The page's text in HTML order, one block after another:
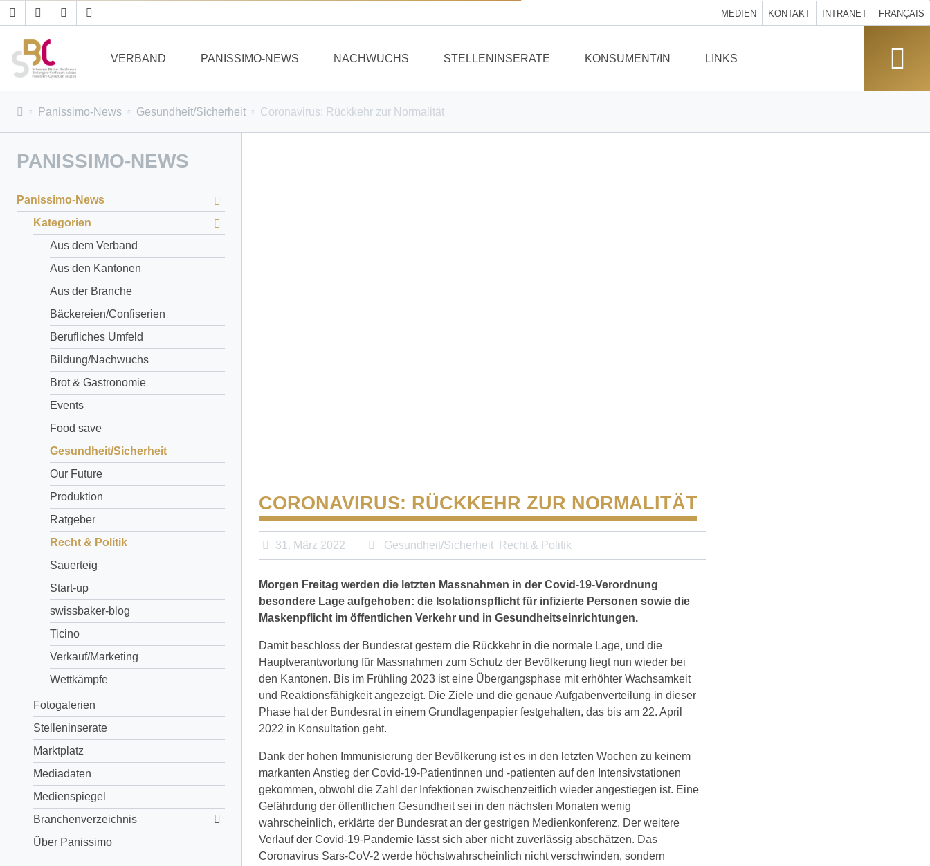
MEDIEN KONTAKT INTRANET FRANÇAIS
VERBAND PANISSIMO-NEWS NACHWUCHS STELLENINSERATE KONSUMENT/IN LINKS
Panissimo-News Gesundheit/Sicherheit Coronavirus: Rückkehr zur Normalität
PANISSIMO-NEWS
Panissimo-News
Kategorien
Aus dem Verband
Aus den Kantonen
Aus der Branche
Bäckereien/Confiserien
Berufliches Umfeld
Bildung/Nachwuchs
Brot & Gastronomie
Events
Food save
Gesundheit/Sicherheit
Our Future
Produktion
Ratgeber
Recht & Politik
Sauerteig
Start-up
swissbaker-blog
Ticino
Verkauf/Marketing
Wettkämpfe
Fotogalerien
Stelleninserate
Marktplatz
Mediadaten
Medienspiegel
Branchenverzeichnis
Über Panissimo
CORONAVIRUS: RÜCKKEHR ZUR NORMALITÄT
31. März 2022 Gesundheit/Sicherheit Recht & Politik
Morgen Freitag werden die letzten Massnahmen in der Covid-19-Verordnung
besondere Lage aufgehoben: die Isolationspflicht für infizierte Personen sowie die
Maskenpflicht im öffentlichen Verkehr und in Gesundheitseinrichtungen.
Damit beschloss der Bundesrat gestern die Rückkehr in die normale Lage, und die
Hauptverantwortung für Massnahmen zum Schutz der Bevölkerung liegt nun wieder bei
den Kantonen. Bis im Frühling 2023 ist eine Übergangsphase mit erhöhter Wachsamkeit
und Reaktionsfähigkeit angezeigt. Die Ziele und die genaue Aufgabenverteilung in dieser
Phase hat der Bundesrat in einem Grundlagenpapier festgehalten, das bis am 22. April
2022 in Konsultation geht.
Dank der hohen Immunisierung der Bevölkerung ist es in den letzten Wochen zu keinem
markanten Anstieg der Covid-19-Patientinnen und -patienten auf den Intensivstationen
gekommen, obwohl die Zahl der Infektionen zwischenzeitlich wieder angestiegen ist. Eine
Gefährdung der öffentlichen Gesundheit sei in den nächsten Monaten wenig
wahrscheinlich, erklärte der Bundesrat an der gestrigen Medienkonferenz. Der weitere
Verlauf der Covid-19-Pandemie lässt sich aber nicht zuverlässig abschätzen. Das
Coronavirus Sars-CoV-2 werde höchstwahrscheinlich nicht verschwinden, sondern